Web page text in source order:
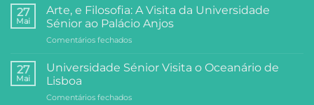
do
Centro
Comunitário:
Dois
de
e
27
Mai
Arte, e Filosofia: A Visita da Universidade
Sénior ao Palácio Anjos
Comentários fechadosem
e
Visita
27
Mai
Universidade Sénior Visita o Oceanário de
Lisboa
Comentários fechadosem